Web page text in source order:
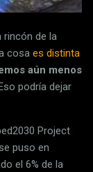
rincón de la
cosa es distinta
aún menos
podría dejar
Project
puso en
el 6% de la